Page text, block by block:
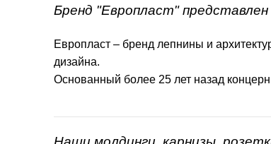
Бренд "Европласт"
Европласт – бренд лепнины и
дизайна.
Основанный более 25 лет назад